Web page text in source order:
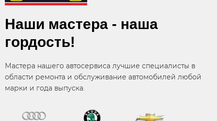
Наши мастера - наша
гордость!
Мастера нашего автосервиса лучшие специалисты в
области ремонта и обслуживание автомобилей любой
марки и года выпуска.